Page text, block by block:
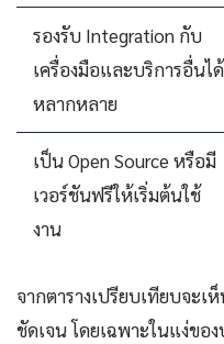
รองรับ Integration กับ
เครื่องมือและบริการอื่นได้
หลากหลาย
เป็น Open Source หรือมี
เวอร์ชันฟรีให้เริ่มต้นใช้
งาน
จากตารางเปรียบเทียบจะเ
ชัดเจน โดยเฉพาะในแง่ขอ